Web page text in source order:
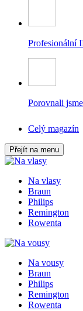
Profesionální
Porovnali
Celý magazín
Přejít na menu
Na vlasy
Braun
Philips
Remington
Rowenta
Na vousy
Braun
Philips
Remington
Rowenta